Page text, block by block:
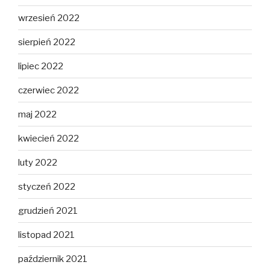
wrzesień 2022
sierpień 2022
lipiec 2022
czerwiec 2022
maj 2022
kwiecień 2022
luty 2022
styczeń 2022
grudzień 2021
listopad 2021
październik 2021